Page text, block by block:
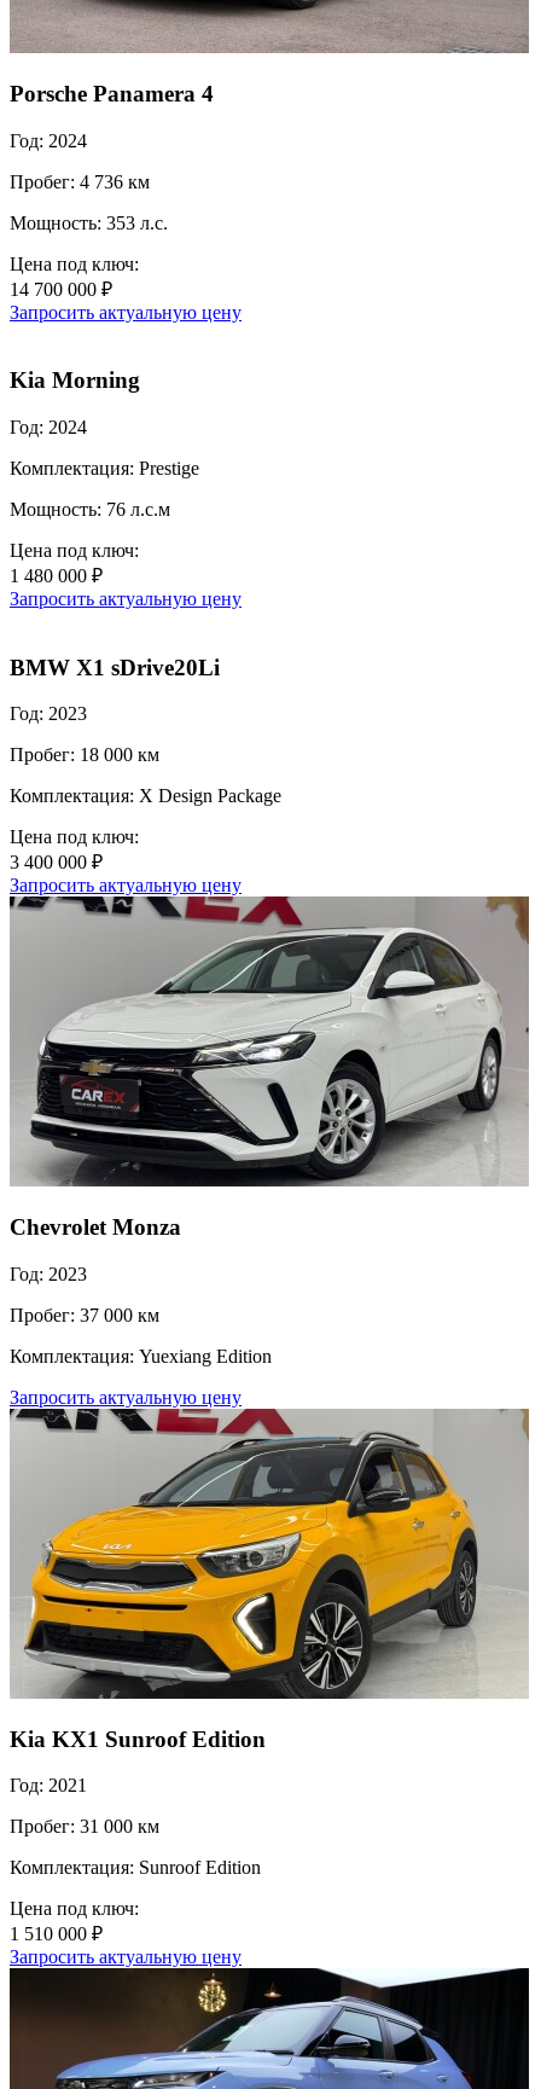
Porsche Panamera 4
Год: 2024
Пробег: 4 736 км
Мощность: 353 л.с.
Цена под ключ:
14 700 000 ₽
Запросить актуальную цену
Kia Morning
Год: 2024
Комплектация: Prestige
Мощность: 76 л.с.м
Цена под ключ:
1 480 000 ₽
Запросить актуальную цену
BMW X1 sDrive20Li
Год: 2023
Пробег: 18 000 км
Комплектация: X Design Package
Цена под ключ:
3 400 000 ₽
Запросить актуальную цену
Chevrolet Monza
Год: 2023
Пробег: 37 000 км
Комплектация: Yuexiang Edition
Запросить актуальную цену
Kia KX1 Sunroof Edition
Год: 2021
Пробег: 31 000 км
Комплектация: Sunroof Edition
Цена под ключ:
1 510 000 ₽
Запросить актуальную цену